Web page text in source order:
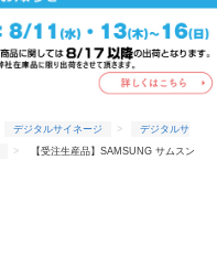
デジタルサイネージ
デジタルサ
【受注生産品】SAMSUNG サムスン